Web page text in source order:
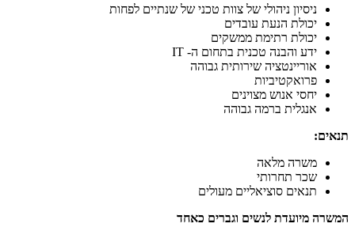
ניסיון ניהולי של צוות טכני של שנתיים לפחות
יכולת הנעת עובדים
יכולת רתימת ממשקים
ידע והבנה טכנית בתחום ה- IT
אוריינטציה שירותית גבוהה
פרואקטיביות
יחסי אנוש מצוינים
אנגלית ברמה גבוהה
תנאים:
משרה מלאה
שכר תחרותי
תנאים סוציאליים מעולים
המשרה מיועדת לנשים וגברים כאחד